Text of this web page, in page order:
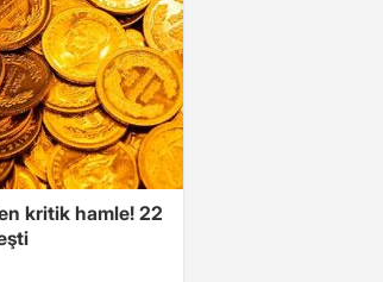
kritik hamle! 22